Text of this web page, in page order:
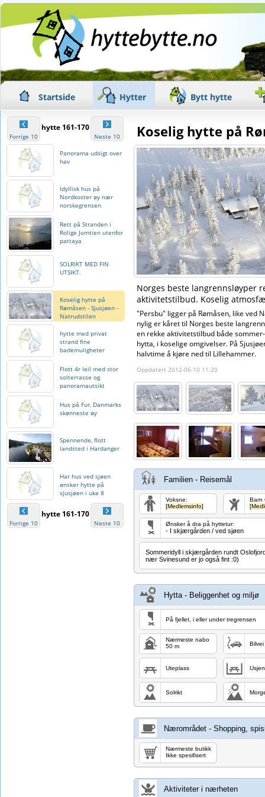
Startside Hytter Bytt hytte
Forrige 10
hytte 161-170
Neste 10
Panorama udsigt over
hav
Idyllisk hus på
Nordkoster øy nær
norskegrensen
Rett på Stranden i
Rolige Jomtien utenfor
pattaya
SOLRIKT MED FIN
UTSIKT.
Koselig hytte på
Rømåsen - Sjusjøen -
Natrudstilen
hytte med privat
strand fine
bademuligheter
Flott 4r leil med stor
solterrasse og
panoramautsikt
Hus på Fur, Danmarks
skønneste øy
Spennende, flott
landsted i Hardanger
Har hus ved sjøen
ønsker hytte på
sjusjøen i uke 8
Forrige 10
hytte 161-170
Neste 10
Koselig hytte på
Norges beste langrennsløyper
aktivitetstilbud. Koselig
"Persbu" ligger på Rømåsen, like ved
nylig er kåret til Norges beste
en rekke aktivitetstilbud både
hytta, i koselige omgivelser. På
halvtime å kjøre ned til Lillehammer.
Oppdatert 2012-06-10 11:20
Familien - Reisemål
Voksne:
[Medlemsinfo]
Barn
Ønsker å dra på hyttetur:
- I skjærgården / ved sjøen
Sommeridyll i skjærgården rundt
nær Svinesund er jo også fint :0)
Hytta - Beliggenhet og miljø
På fjellet, i eller under tregrensen
Nærmeste nabo
50 m
Uteplass
Solrikt
Nærområdet - Shopping,
Nærmeste butikk
Ikke spesifisert
Aktiviteter i nærheten